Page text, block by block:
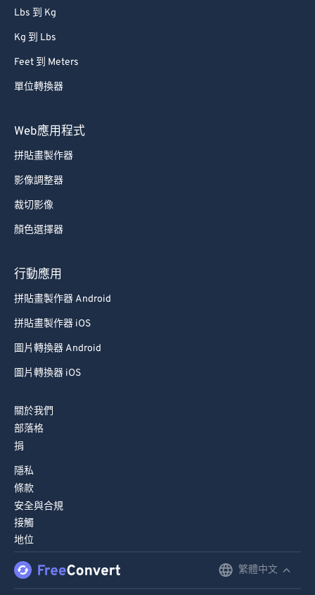
Lbs 到 Kg
Kg 到 Lbs
Feet 到 Meters
單位轉換器
Web應用程式
拼貼畫製作器
影像調整器
裁切影像
顏色選擇器
行動應用
拼貼畫製作器 Android
拼貼畫製作器 iOS
圖片轉換器 Android
圖片轉換器 iOS
關於我們
部落格
捐
隱私
條款
安全與合規
接觸
地位
繁體中文